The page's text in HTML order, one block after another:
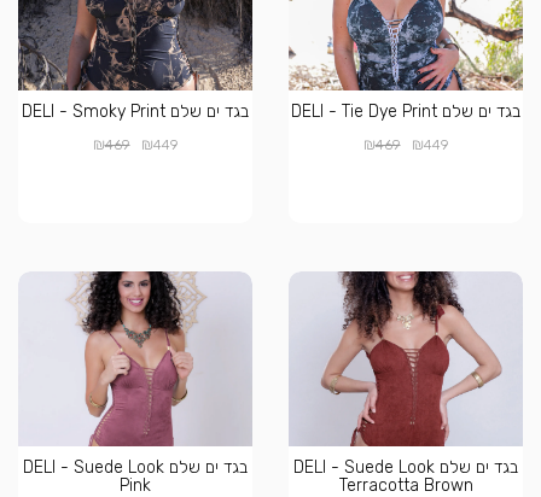
בגד ים שלם DELI - Tie Dye Print
₪449
₪469
בגד ים שלם DELI - Smoky Print
₪449
₪469
בגד ים שלם DELI - Suede Look
Terracotta Brown
בגד ים שלם DELI - Suede Look
Pink